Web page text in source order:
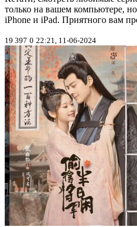
только на вашем компьютере,
iPhone и iPad. Приятного вам
19 397 0 22:21, 11-06-2024